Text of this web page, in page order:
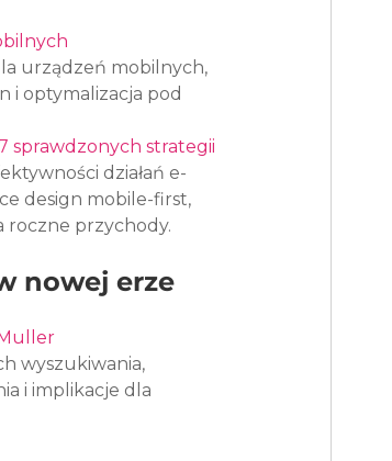
urządzeń mobilnych,
i optymalizacja pod
sprawdzonych strategii
działań e-
design mobile-first,
roczne przychody.
nowej erze
wyszukiwania,
i implikacje dla